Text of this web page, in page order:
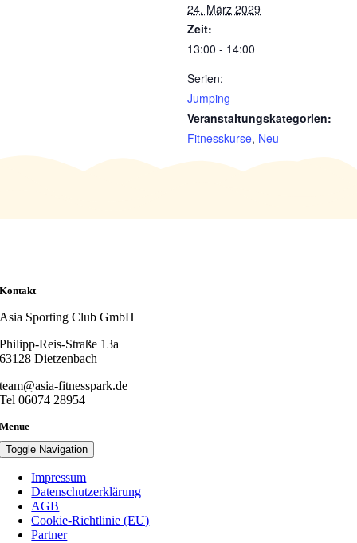
24. März 2029
Zeit:
13:00 - 14:00
Serien:
Jumping
Veranstaltungskategorien:
Fitnesskurse, Neu
Kontakt
Asia Sporting Club GmbH
Philipp-Reis-Straße 13a
63128 Dietzenbach
team@asia-fitnesspark.de
Tel 06074 28954
Menue
Toggle Navigation
Impressum
Datenschutzerklärung
AGB
Cookie-Richtlinie (EU)
Partner